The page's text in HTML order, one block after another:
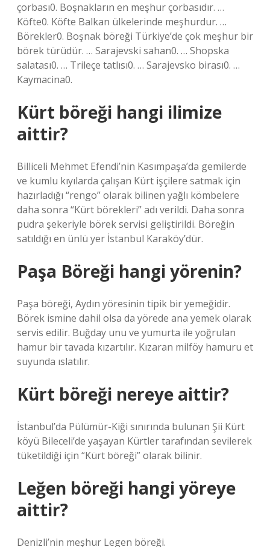
çorbası0. Boşnakların en meşhur çorbasıdır. …
Köfte0. Köfte Balkan ülkelerinde meşhurdur. …
Börekler0. Boşnak böreği Türkiye’de çok meşhur bir
börek türüdür. … Sarajevski sahan0. … Shopska
salatası0. … Trileçe tatlısı0. … Sarajevsko birası0. …
Kaymacina0.
Kürt böreği hangi ilimize
aittir?
Billiceli Mehmet Efendi’nin Kasımpaşa’da gemilerde
ve kumlu kıyılarda çalışan Kürt işçilere satmak için
hazırladığı “rengo” olarak bilinen yağlı kömbelere
daha sonra “Kürt börekleri” adı verildi. Daha sonra
pudra şekeriyle börek servisi geliştirildi. Böreğin
satıldığı en ünlü yer İstanbul Karaköy’dür.
Paşa Böreği hangi yörenin?
Paşa böreği, Aydın yöresinin tipik bir yemeğidir.
Börek ismine dahil olsa da yörede ana yemek olarak
servis edilir. Buğday unu ve yumurta ile yoğrulan
hamur bir tavada kızartılır. Kızaran milföy hamuru et
suyunda ıslatılır.
Kürt böreği nereye aittir?
İstanbul’da Pülümür-Kiği sınırında bulunan Şii Kürt
köyü Bileceli’de yaşayan Kürtler tarafından sevilerek
tüketildiği için “Kürt böreği” olarak bilinir.
Leğen böreği hangi yöreye
aittir?
Denizli’nin meşhur Legen böreği.